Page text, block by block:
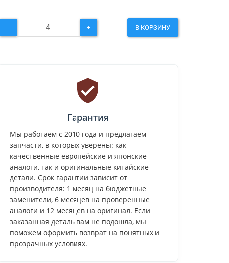
- + В КОРЗИНУ
Гарантия
Мы работаем с 2010 года и предлагаем
запчасти, в которых уверены: как
качественные европейские и японские
аналоги, так и оригинальные китайские
детали. Срок гарантии зависит от
производителя: 1 месяц на бюджетные
заменители, 6 месяцев на проверенные
аналоги и 12 месяцев на оригинал. Если
заказанная деталь вам не подошла, мы
поможем оформить возврат на понятных и
прозрачных условиях.